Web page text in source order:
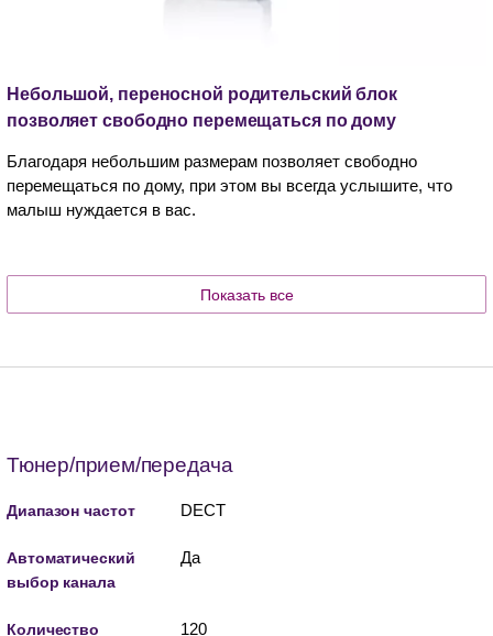
Небольшой, переносной родительский блок
позволяет свободно перемещаться по дому
Благодаря небольшим размерам позволяет свободно
перемещаться по дому, при этом вы всегда услышите, что
малыш нуждается в вас.
Показать все
Тюнер/прием/передача
Диапазон частот DECT
Автоматический
выбор канала
Да
Количество
120